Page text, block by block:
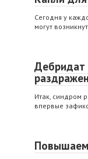
Сегодня у
могут
Дебридат
Итак, синдром
впервые
Повышаем